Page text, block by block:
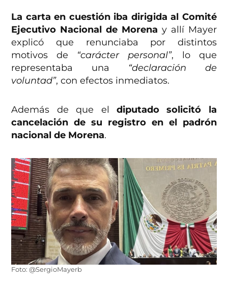
La carta en cuestión iba dirigida al Comité
Ejecutivo Nacional de Morena y allí Mayer
explicó que renunciaba por distintos
motivos de “carácter personal”, lo que
representaba una “declaración de
voluntad”, con efectos inmediatos.
Además de que el diputado solicitó la
cancelación de su registro en el padrón
nacional de Morena.
Foto: @SergioMayerb